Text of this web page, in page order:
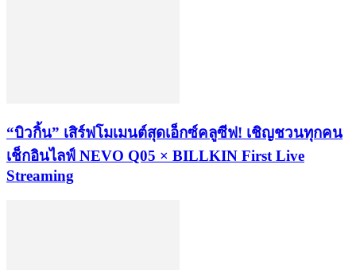
“บิวกิ้น” เสิร์ฟโมเมนต์สุดเอ็กซ์คลูซีฟ! เชิญชวนทุกคน
เช็กอินไลฟ์ NEVO Q05 × BILLKIN First Live
Streaming